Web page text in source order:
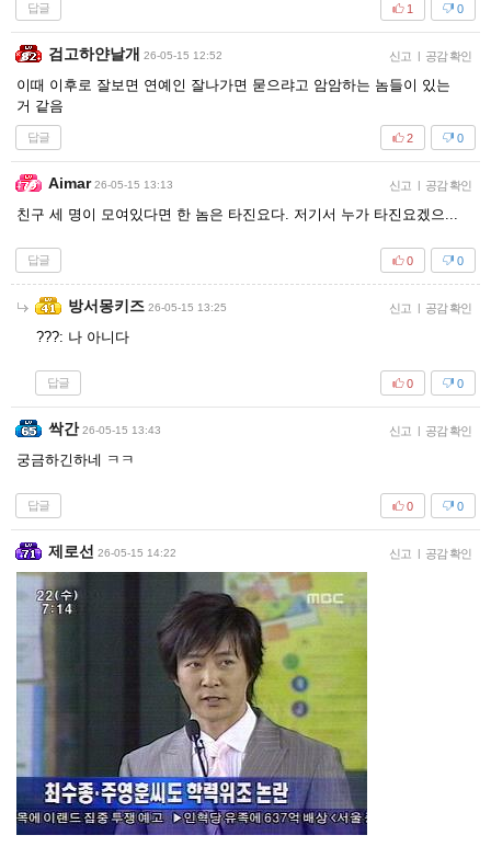
답글 0
1
검고하얀날개 26-05-15 12:52 신고 | 공감 확인
이때 이후로 잘보면 연예인 잘나가면 묻으랴고 암암하는 놈들이 있는
거 같음
답글 0
2
Aimar 26-05-15 13:13 신고 | 공감 확인
친구 세 명이 모여있다면 한 놈은 타진요다. 저기서 누가 타진요겠으...
답글 0
0
방서몽키즈 26-05-15 13:25 신고 | 공감 확인
???: 나 아니다
답글 0
0
싹간 26-05-15 13:43 신고 | 공감 확인
궁금하긴하네 ㅋㅋ
답글 0
0
제로선 26-05-15 14:22 신고 | 공감 확인